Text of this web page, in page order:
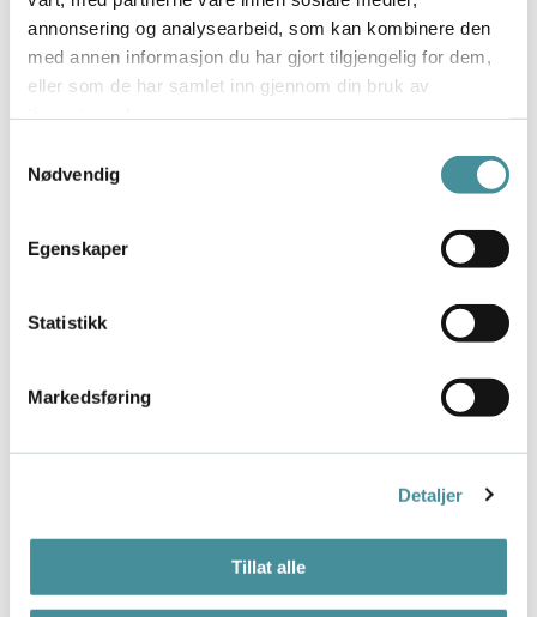
annonsering og analysearbeid, som kan kombinere den
med annen informasjon du har gjort tilgjengelig for dem,
eller som de har samlet inn gjennom din bruk av
Nødvendig
Egenskaper
Statistikk
Markedsføring
Detaljer
Tillat alle
fysiske, psykiske og adferdsmessige tegn.
Tenk tilbake på en situasjon som skapte mye
stress for deg: Hvordan merket du
stressresponsen i kroppen, tankene og
kan du huske?
Eller ta
min gratis stresstest her.
Kjenn dine typiske triggere
opplevd som spesielt stressende, hva har de
felles? Hva var de ytre omstendighetene dine?
Kunsten å mestre stress handler også om å lære å
ikkereagerepå triggerne dine, men heller